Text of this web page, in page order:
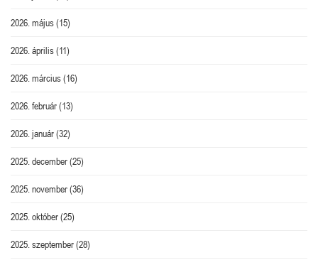
2026. május(15)
2026. április(11)
2026. március(16)
2026. február(13)
2026. január(32)
2025. december(25)
2025. november(36)
2025. október(25)
2025. szeptember(28)